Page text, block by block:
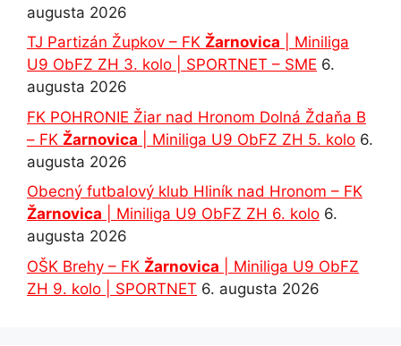
augusta 2026
TJ Partizán Župkov – FK Žarnovica | Miniliga
U9 ObFZ ZH 3. kolo | SPORTNET – SME 6.
augusta 2026
FK POHRONIE Žiar nad Hronom Dolná Ždaňa B
– FK Žarnovica | Miniliga U9 ObFZ ZH 5. kolo 6.
augusta 2026
Obecný futbalový klub Hliník nad Hronom – FK
Žarnovica | Miniliga U9 ObFZ ZH 6. kolo 6.
augusta 2026
OŠK Brehy – FK Žarnovica | Miniliga U9 ObFZ
ZH 9. kolo | SPORTNET 6. augusta 2026